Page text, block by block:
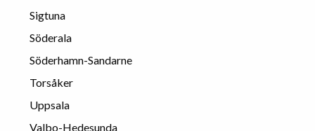
Sigtuna
Söderala
Söderhamn-Sandarne
Torsåker
Uppsala
Valbo-Hedesunda